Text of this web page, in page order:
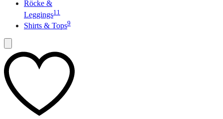
Röcke &
Leggings11
Shirts & Tops9